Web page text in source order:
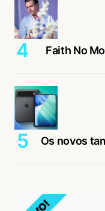
Faith No
Os novos